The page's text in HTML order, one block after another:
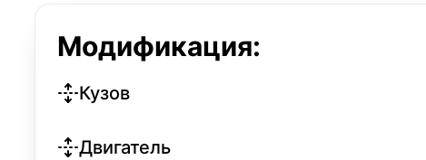
Модификация:
Кузов
Двигатель